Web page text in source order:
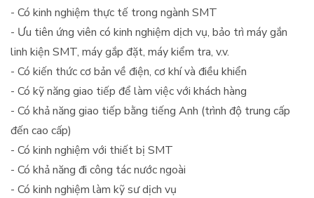
- Có kinh nghiệm thực tế trong ngành SMT
- Ưu tiên ứng viên có kinh nghiệm dịch vụ, bảo trì máy gắn
linh kiện SMT, máy gắp đặt, máy kiểm tra, v.v.
- Có kiến thức cơ bản về điện, cơ khí và điều khiển
- Có kỹ năng giao tiếp để làm việc với khách hàng
- Có khả năng giao tiếp bằng tiếng Anh (trình độ trung cấp
đến cao cấp)
- Có kinh nghiệm với thiết bị SMT
- Có khả năng đi công tác nước ngoài
- Có kinh nghiệm làm kỹ sư dịch vụ